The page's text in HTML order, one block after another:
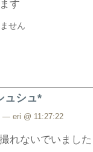
す
せん
ュシュ*
— eri @ 11:27:22
れないでいました